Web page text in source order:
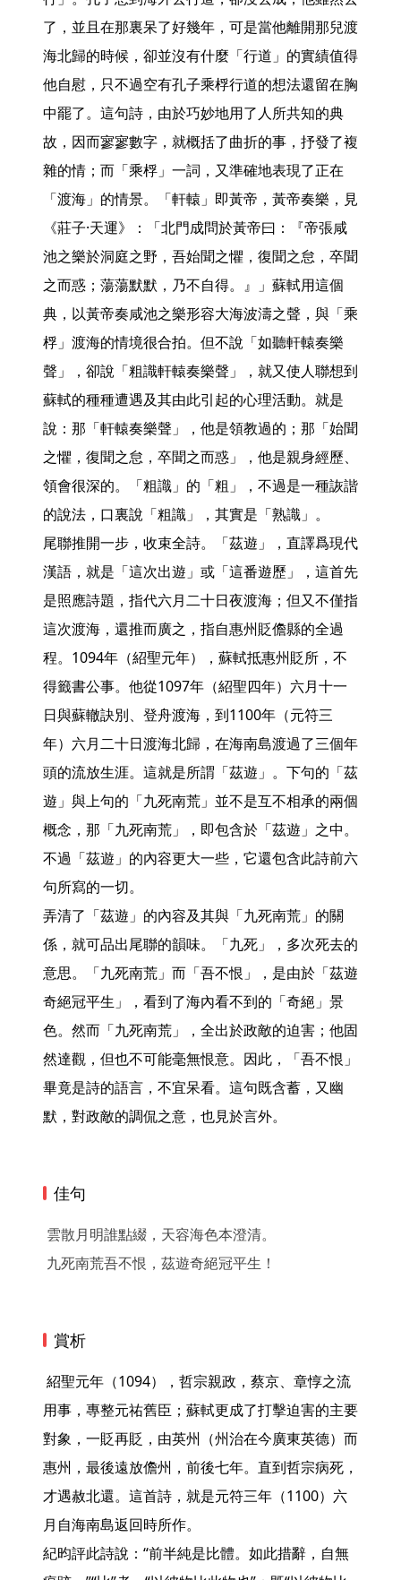
了，並且在那裏呆了好幾年，可是當他離開那兒渡
海北歸的時候，卻並沒有什麼「行道」的實績值得
他自慰，只不過空有孔子乘桴行道的想法還留在胸
中罷了。這句詩，由於巧妙地用了人所共知的典
故，因而寥寥數字，就概括了曲折的事，抒發了複
雜的情；而「乘桴」一詞，又準確地表現了正在
「渡海」的情景。「軒轅」即黃帝，黃帝奏樂，見
《莊子·天運》：「北門成問於黃帝曰：『帝張咸
池之樂於洞庭之野，吾始聞之懼，復聞之怠，卒聞
之而惑；蕩蕩默默，乃不自得。』」蘇軾用這個
典，以黃帝奏咸池之樂形容大海波濤之聲，與「乘
桴」渡海的情境很合拍。但不說「如聽軒轅奏樂
聲」，卻說「粗識軒轅奏樂聲」，就又使人聯想到
蘇軾的種種遭遇及其由此引起的心理活動。就是
說：那「軒轅奏樂聲」，他是領教過的；那「始聞
之懼，復聞之怠，卒聞之而惑」，他是親身經歷、
領會很深的。「粗識」的「粗」，不過是一種詼諧
的說法，口裏說「粗識」，其實是「熟識」。
尾聯推開一步，收束全詩。「茲遊」，直譯爲現代
漢語，就是「這次出遊」或「這番遊歷」，這首先
是照應詩題，指代六月二十日夜渡海；但又不僅指
這次渡海，還推而廣之，指自惠州貶儋縣的全過
程。1094年（紹聖元年），蘇軾抵惠州貶所，不
得籤書公事。他從1097年（紹聖四年）六月十一
日與蘇轍訣別、登舟渡海，到1100年（元符三
年）六月二十日渡海北歸，在海南島渡過了三個年
頭的流放生涯。這就是所謂「茲遊」。下句的「茲
遊」與上句的「九死南荒」並不是互不相承的兩個
概念，那「九死南荒」，即包含於「茲遊」之中。
不過「茲遊」的內容更大一些，它還包含此詩前六
句所寫的一切。
弄清了「茲遊」的內容及其與「九死南荒」的關
係，就可品出尾聯的韻味。「九死」，多次死去的
意思。「九死南荒」而「吾不恨」，是由於「茲遊
奇絕冠平生」，看到了海內看不到的「奇絕」景
色。然而「九死南荒」，全出於政敵的迫害；他固
然達觀，但也不可能毫無恨意。因此，「吾不恨」
畢竟是詩的語言，不宜呆看。這句既含蓄，又幽
默，對政敵的調侃之意，也見於言外。
佳句
雲散月明誰點綴，天容海色本澄清。
九死南荒吾不恨，茲遊奇絕冠平生！
賞析
用事，專整元祐舊臣；蘇軾更成了打擊迫害的主要
對象，一貶再貶，由英州（州治在今廣東英德）而
惠州，最後遠放儋州，前後七年。直到哲宗病死，
才遇赦北還。這首詩，就是元符三年（1100）六
月自海南島返回時所作。
紀昀評此詩說：“前半純是比體。如此措辭，自無